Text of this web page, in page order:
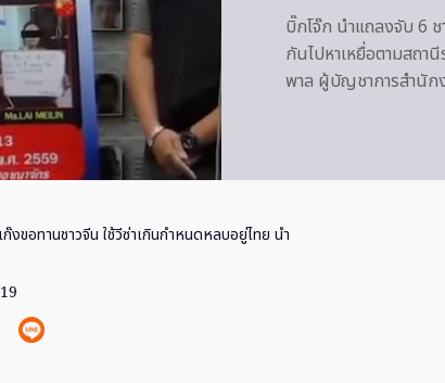
บิ๊กโจ๊ก นำแถลงจับ 6
กันไปหาเหยื่อตามสถา
พาล ผู้บัญชาการสำนัก
ขอทานชาวจีน ใช้วีซ่าเกินกำหนดหลบอยู่ไทย นำ